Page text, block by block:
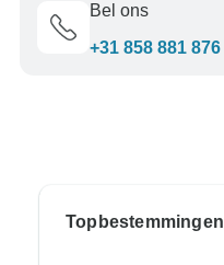
Bel ons
+31 858 881 876
Topbestemmingen